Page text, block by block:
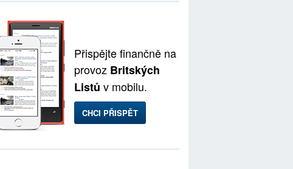
Přispějte finančně na
provoz Britských
Listů v mobilu.
CHCI PŘISPĚT